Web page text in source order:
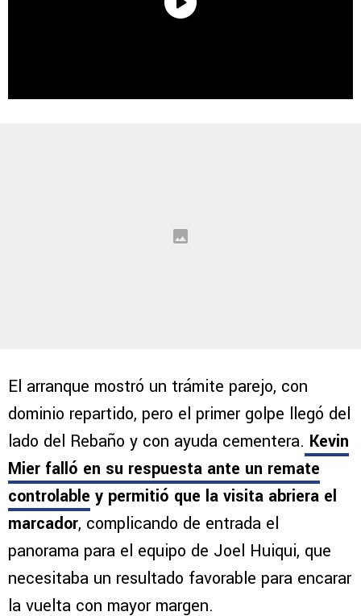
El arranque mostró un trámite parejo, con
dominio repartido, pero el primer golpe llegó del
lado del Rebaño y con ayuda cementera. Kevin
Mier falló en su respuesta ante un remate
controlable y permitió que la visita abriera el
marcador, complicando de entrada el
panorama para el equipo de Joel Huiqui, que
necesitaba un resultado favorable para encarar
la vuelta con mayor margen.